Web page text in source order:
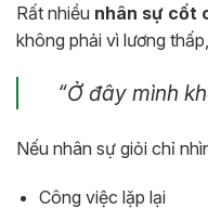
Rất nhiều nhân sự cốt
không phải vì lương
“Ở đây mình
Nếu nhân sự giỏi chỉ
Công việc lặp lại